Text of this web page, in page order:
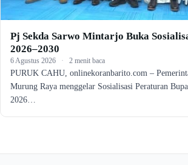
Pj Sekda Sarwo Mintarjo Buka
2026–2030
6 Agustus 2026 · 2 menit baca
PURUK CAHU, onlinekoranbarito.com –
Murung Raya menggelar Sosialisasi Peraturan
2026…